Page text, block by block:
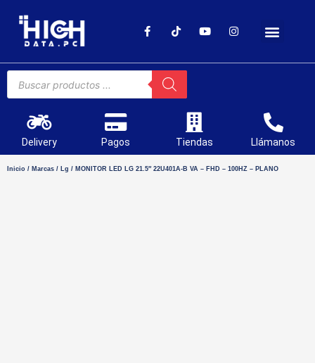
Delivery Pagos Tiendas Llámanos
Inicio / Marcas / Lg / MONITOR LED LG 21.5″ 22U401A-B VA – FHD – 100HZ – PLANO